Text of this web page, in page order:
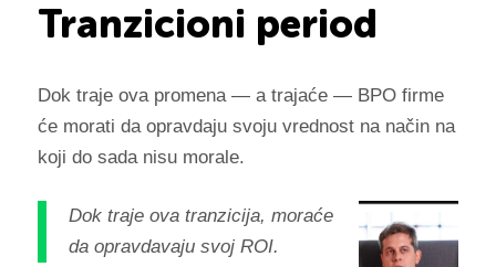
Tranzicioni period
Dok traje ova promena — a trajaće — BPO firme
će morati da opravdaju svoju vrednost na način na
koji do sada nisu morale.
Dok traje ova tranzicija, moraće
da opravdavaju svoj ROI.